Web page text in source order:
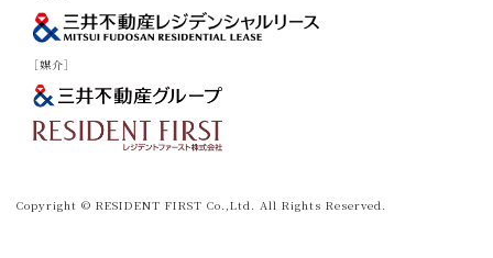
［媒介］
Copyright © RESIDENT FIRST Co.,Ltd. All Rights Reserved.